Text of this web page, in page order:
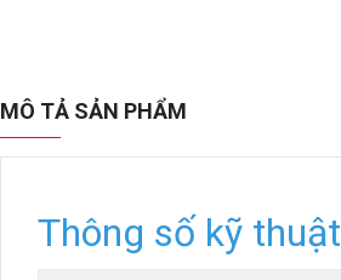
MÔ TẢ SẢN PHẨM
Thông số kỹ thuật